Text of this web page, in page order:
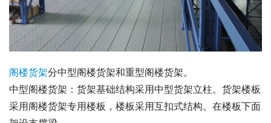
阁楼货架分中型阁楼货架和重型阁楼货架。
中型阁楼货架：货架基础结构采用中型货架立柱。货架楼板
采用阁楼货架专用楼板，楼板采用互扣式结构。在楼板下面